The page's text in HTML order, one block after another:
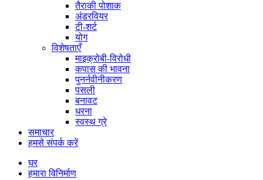
तैराकी पोशाक
अंडरवियर
टी-शर्ट
योग
विशेषताएँ
माइक्रोबी-विरोधी
कपास की भावना
पुनर्नवीनीकरण
पसली
बनावट
धरना
स्वस्थ ग्रे
समाचार
हमसे संपर्क करें
घर
हमारा विनिर्माण